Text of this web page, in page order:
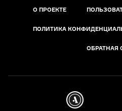
О ПРОЕКТЕ
ПОЛИТИКА
ОБРАТНАЯ